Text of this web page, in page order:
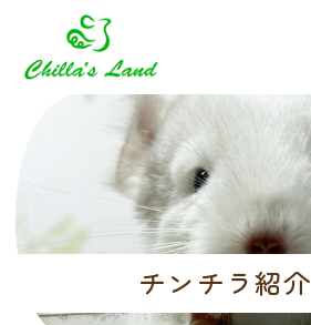
チンチラ紹介